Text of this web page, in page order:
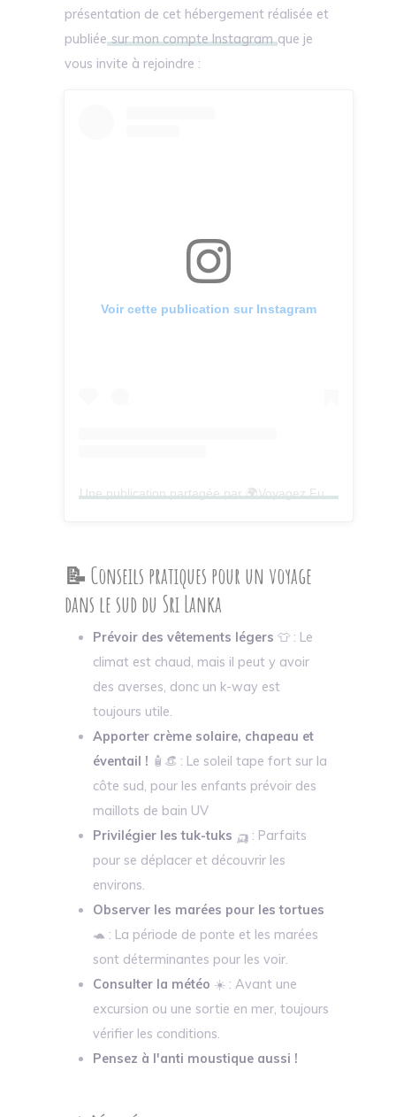
présentation de cet hébergement réalisée et
publiéesur mon compte Instagramque je
vous invite à rejoindre :
Voir cette publication sur Instagram
Une publication partagée par 🌍Voyagez Futé (depuis 2014)🌍 (@voyagezfute)
📝 Conseils pratiques pour un voyage
dans le sud du Sri Lanka
Prévoir des vêtements légers👕 : Le
climat est chaud, mais il peut y avoir
des averses, donc un k-way est
toujours utile.
Apporter crème solaire, chapeau et
éventail ! 🧴👒 : Le soleil tape fort sur la
côte sud, pour les enfants prévoir des
maillots de bain UV
Privilégier les tuk-tuks 🛺 : Parfaits
pour se déplacer et découvrir les
environs.
Observer les marées pour les tortues
🐢 : La période de ponte et les marées
sont déterminantes pour les voir.
Consulter la météo ☀️ : Avant une
excursion ou une sortie en mer, toujours
vérifier les conditions.
Pensez à l'anti moustique aussi !